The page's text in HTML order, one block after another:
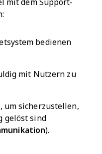
mit dem Support-
bedienen
mit Nutzern zu
um sicherzustellen,
gelöst sind
).